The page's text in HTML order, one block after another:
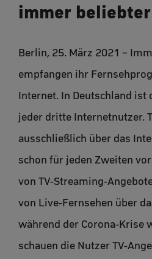
immer beliebter
Berlin, 25. März 2021 –
empfangen ihr
Internet. In Deutschland ist
jeder dritte Internetnutzer.
ausschließlich über das
schon für jeden Zweiten
von TV-Streaming-
von Live-Fernsehen über
während der Corona-Krise
schauen die Nutzer TV-